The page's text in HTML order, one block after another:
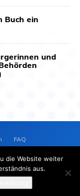
Buch ein
und
FAQ
die Website weiter
aus.